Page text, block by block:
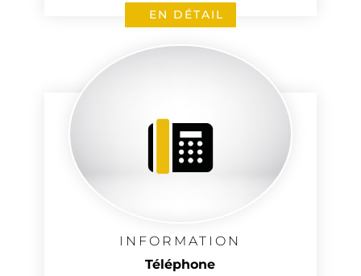
EN DÉTAIL
INFORMATION
Téléphone